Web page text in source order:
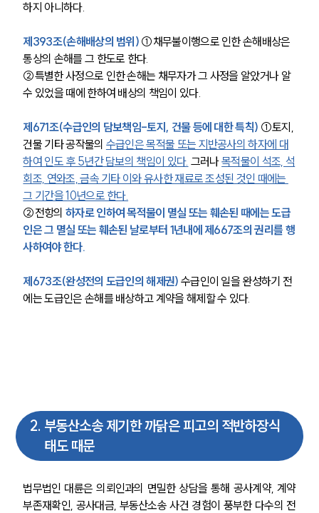
하지 아니하다.
제393조(손해배상의 범위) ①채무불이행으로 인한 손해배상은
통상의 손해를 그 한도로 한다.
②특별한 사정으로 인한 손해는 채무자가 그 사정을 알았거나 알
수 있었을 때에 한하여 배상의 책임이 있다.
제671조(수급인의 담보책임-토지, 건물 등에 대한 특칙) ①토지,
건물 기타 공작물의 수급인은 목적물 또는 지반공사의 하자에 대
하여 인도 후 5년간 담보의 책임이 있다. 그러나 목적물이 석조, 석
회조, 연와조, 금속 기타 이와 유사한 재료로 조성된 것인 때에는
그 기간을 10년으로 한다.
②전항의 하자로 인하여 목적물이 멸실 또는 훼손된 때에는 도급
인은 그 멸실 또는 훼손된 날로부터 1년내에 제667조의 권리를 행
사하여야 한다.
제673조(완성전의 도급인의 해제권) 수급인이 일을 완성하기 전
에는 도급인은 손해를 배상하고 계약을 해제할 수 있다.
2. 부동산소송 제기한 까닭은 피고의 적반하장식
태도 때문
법무법인 대륜은 의뢰인과의 면밀한 상담을 통해 공사계약, 계약
부존재확인, 공사대금, 부동산소송 사건 경험이 풍부한 다수의 전